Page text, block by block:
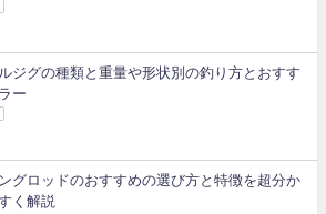
ジグの種類と重量や形状別の釣り方とおすす
ー
グロッドのおすすめの選び方と特徴を超分か
く解説